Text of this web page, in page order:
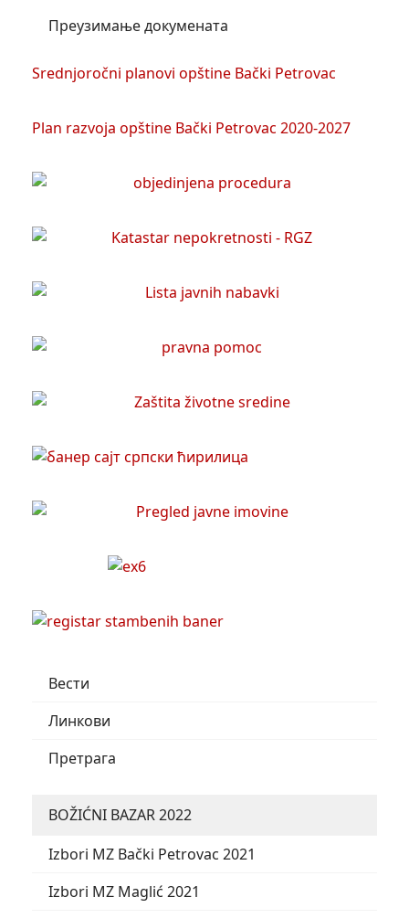
Преузимање докумената
Srednjoročni planovi opštine Bački Petrovac
Plan razvoja opštine Bački Petrovac 2020-2027
Вести
Линкови
Претрага
BOŽIĆNI BAZAR 2022
Izbori MZ Bački Petrovac 2021
Izbori MZ Maglić 2021